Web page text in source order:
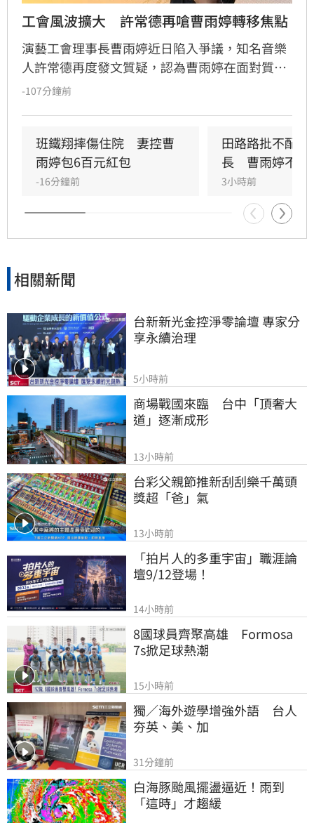
工會風波擴大　許常德再嗆曹雨婷轉移焦點
演藝工會理事長曹雨婷近日陷入爭議，知名音樂
人許常德再度發文質疑，認為曹雨婷在面對質疑
時，不應反問資深藝人池秋美關於田路路協助的
外界關注工會運作屬合理公共討論，核心在於工
會是否善盡職責，而非轉移焦點至個別藝人身
上。由於曹雨婷曾主動表示協助田路路，隨後引
發外界檢視工會作為，許常德呼籲曹雨婷應公開
說明近年會務內容，包括會費、企業贊助與政府
補助等經費運用情形，確保財務透明公開，才能
員權益獲得實質保障與完善照顧。
-107分鐘前
班鐵翔摔傷住院　妻控曹
雨婷包6百元紅包
-16分鐘前
田路路批不配
長　曹雨婷不忍
3小時前
相關新聞
台新新光金控淨零論壇 專家分
享永續治理
5小時前
商場戰國來臨　台中「頂奢大
道」逐漸成形
13小時前
台彩父親節推新刮刮樂千萬頭
獎超「爸」氣
13小時前
「拍片人的多重宇宙」職涯論
壇9/12登場！
14小時前
8國球員齊聚高雄　Formosa
7s掀足球熱潮
15小時前
獨／海外遊學增強外語　台人
夯英、美、加
31分鐘前
白海豚颱風擺盪逼近！雨到
「這時」才趨緩